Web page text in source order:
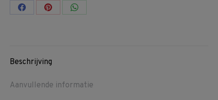
rechtsShare Share Share
Beschrijving
Aanvullende informatie